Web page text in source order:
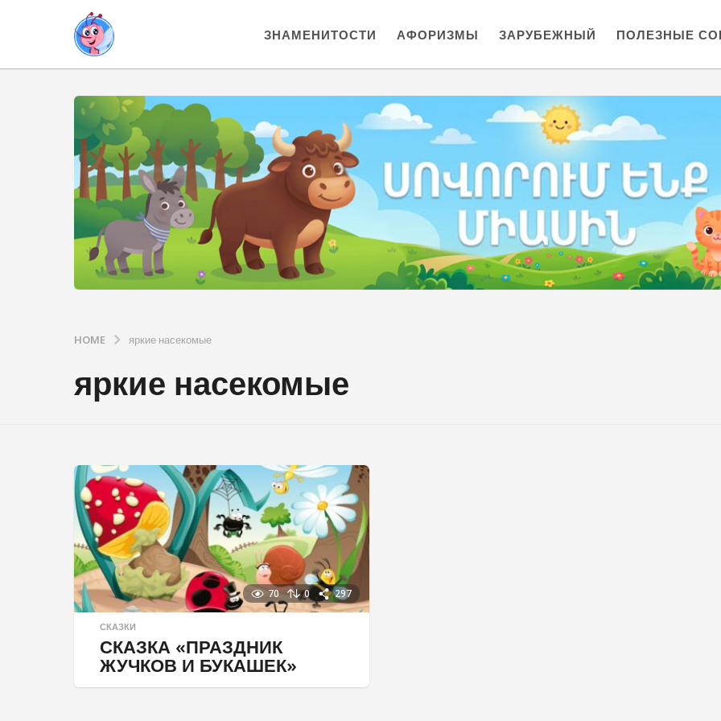
ЗНАМЕНИТОСТИ АФОРИЗМЫ ЗАРУБЕЖНЫЙ ПОЛЕЗНЫЕ
HOME яркие насекомые
яркие насекомые
70 0 297
СКАЗКИ
СКАЗКА «ПРАЗДНИК
ЖУЧКОВ И БУКАШЕК»